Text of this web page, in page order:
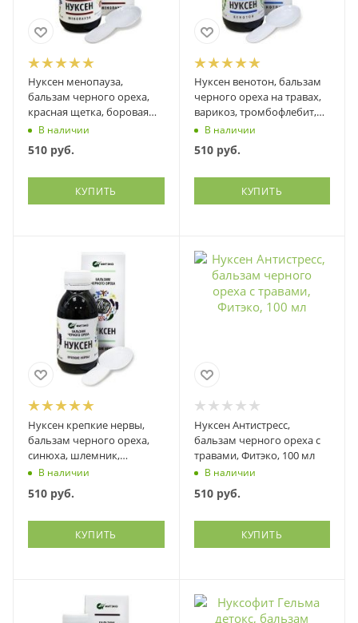
Нуксен менопауза,
бальзам черного ореха,
красная щетка, боровая
матка, шлемник...., Фитэко,
В наличии
510 руб.
КУПИТЬ
Нуксен венотон, бальзам
черного ореха на травах,
варикоз, тромбофлебит,
геморрой, Фитэко, 100 мл
В наличии
510руб.
КУПИТЬ
Нуксен крепкие нервы,
бальзам черного ореха,
синюха, шлемник,
панцерия и др., Фитэко,
В наличии
510 руб.
КУПИТЬ
Нуксен Антистресс,
бальзам черного ореха с
травами, Фитэко, 100 мл
В наличии
510руб.
КУПИТЬ